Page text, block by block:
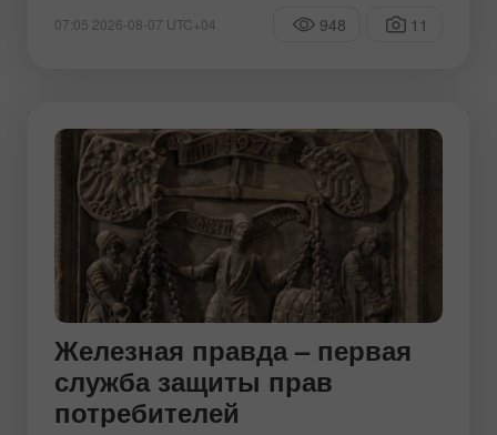
07:05 2026-08-07 UTC+04 948 11
Железная правда – первая
служба защиты прав
потребителей